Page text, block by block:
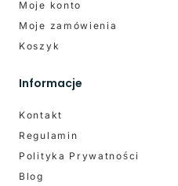
Moje konto
Moje zamówienia
Koszyk
Informacje
Kontakt
Regulamin
Polityka Prywatności
Blog